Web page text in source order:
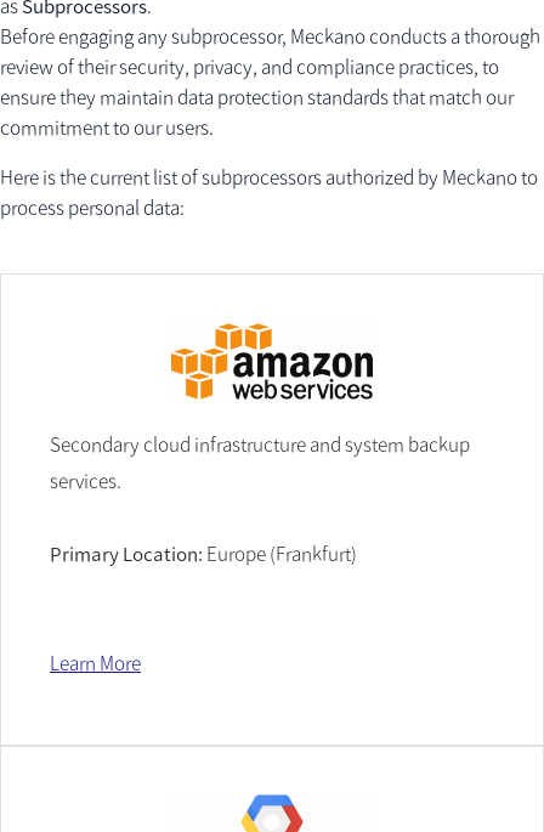
as Subprocessors.
Before engaging any subprocessor, Meckano conducts a thorough
review of their security, privacy, and compliance practices, to
ensure they maintain data protection standards that match our
commitment to our users.
Here is the current list of subprocessors authorized by Meckano to
process personal data:
Secondary cloud infrastructure and system backup
services.
Primary Location: Europe (Frankfurt)
Learn More